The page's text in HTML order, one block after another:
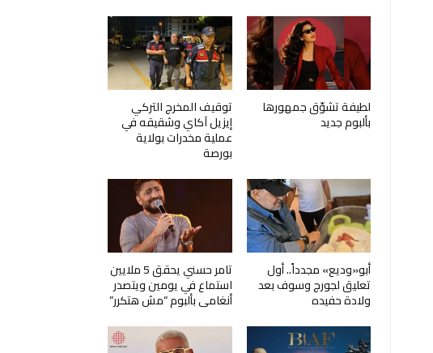
لطيفة تشوّق جمهورها
بألبوم جديد
توقيف المخرج التركي
إيزيل آكاي وشقيقه في
عملية مخدرات بولاية
بورصة
أبو«وديع» مجدداً.. أول
تعليق لجورج وسوف بعد
ولادة حفيده
تامر حسني يحقق 5 ملايين
استماع في يومين ويتصدر
أنغامي بألبوم “مش هتكرر”